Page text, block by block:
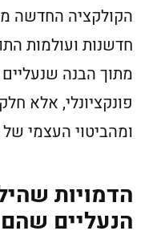
הקולקציה החדשה
חדשנות ועולמות
מתוך הבנה
פונקציונלי, אלא
ומהביטוי העצמי של
הדמויות
הנעליים שהם